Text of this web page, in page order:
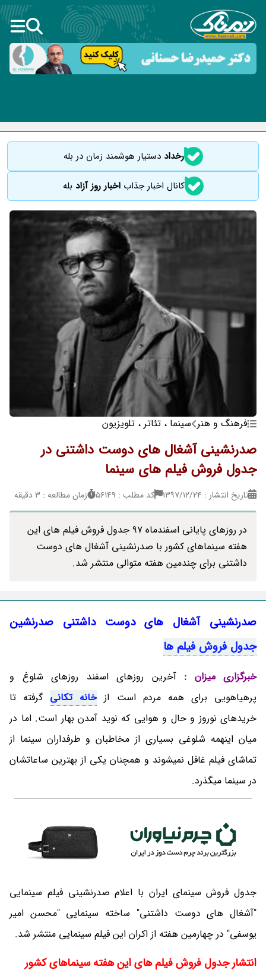
رخداددستیار هوشمند زمان در بله
کانال اخبار جذاباخبار روز آزاد بله
فرهنگ و هنر سینما ، تئاتر ، تلویزیون
صدرنشینی آشغال های دوست داشتنی در
جدول فروش فیلم های سینما
تاریخ انتشار : ۱۳۹۷/۱۲/۲۴ کد مطلب : 56149 زمان مطالعه : 3 دقیقه
در روزهای پایانی اسفندماه 97 جدول فروش فیلم های این
هفته سینماهای کشور با صدرنشینی آشغال های دوست
داشتنی برای چندمین هفته متوالی منتشر شد.
صدرنشینی آشغال های دوست داشتنی صدرنشین
جدول فروش فیلم ها
خبرگزاری میزان : آخرین روزهای اسفند روزهای شلوغ و
پرهیاهویی برای همه مردم است ازخانه تکانی گرفته تا
خریدهای نوروز و حال و هوایی که نوید آمدن بهار است. اما در
میان اینهمه شلوغی بسیاری از مخاطبان و طرفداران سینما از
تماشای فیلم غافل نمیشوند و همچنان یکی از بهترین ساعاتشان
در سینما میگذرد.
جدول فروش سینمای ایران با اعلام صدرنشینی فیلم سینمایی
"آشغال های دوست داشتنی" ساخته سینمایی "محسن امیر
یوسفی" در چهارمین هفته از اکران این فیلم سینمایی منتشر شد.
انتشار جدول فروش فیلم های این هفته سینماهای کشور